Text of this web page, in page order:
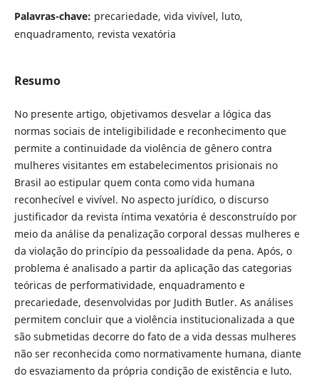
Palavras-chave: precariedade, vida vivível, luto,
enquadramento, revista vexatória
Resumo
No presente artigo, objetivamos desvelar a lógica das
normas sociais de inteligibilidade e reconhecimento que
permite a continuidade da violência de gênero contra
mulheres visitantes em estabelecimentos prisionais no
Brasil ao estipular quem conta como vida humana
reconhecível e vivível. No aspecto jurídico, o discurso
justificador da revista íntima vexatória é desconstruído por
meio da análise da penalização corporal dessas mulheres e
da violação do princípio da pessoalidade da pena. Após, o
problema é analisado a partir da aplicação das categorias
teóricas de performatividade, enquadramento e
precariedade, desenvolvidas por Judith Butler. As análises
permitem concluir que a violência institucionalizada a que
são submetidas decorre do fato de a vida dessas mulheres
não ser reconhecida como normativamente humana, diante
do esvaziamento da própria condição de existência e luto.